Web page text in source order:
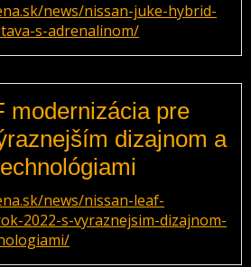
news/nissan-juke-hybrid-
s-adrenalinom/
modernizácia pre
dizajnom a
news/nissan-leaf-
2022-s-vyraznejsim-dizajnom-